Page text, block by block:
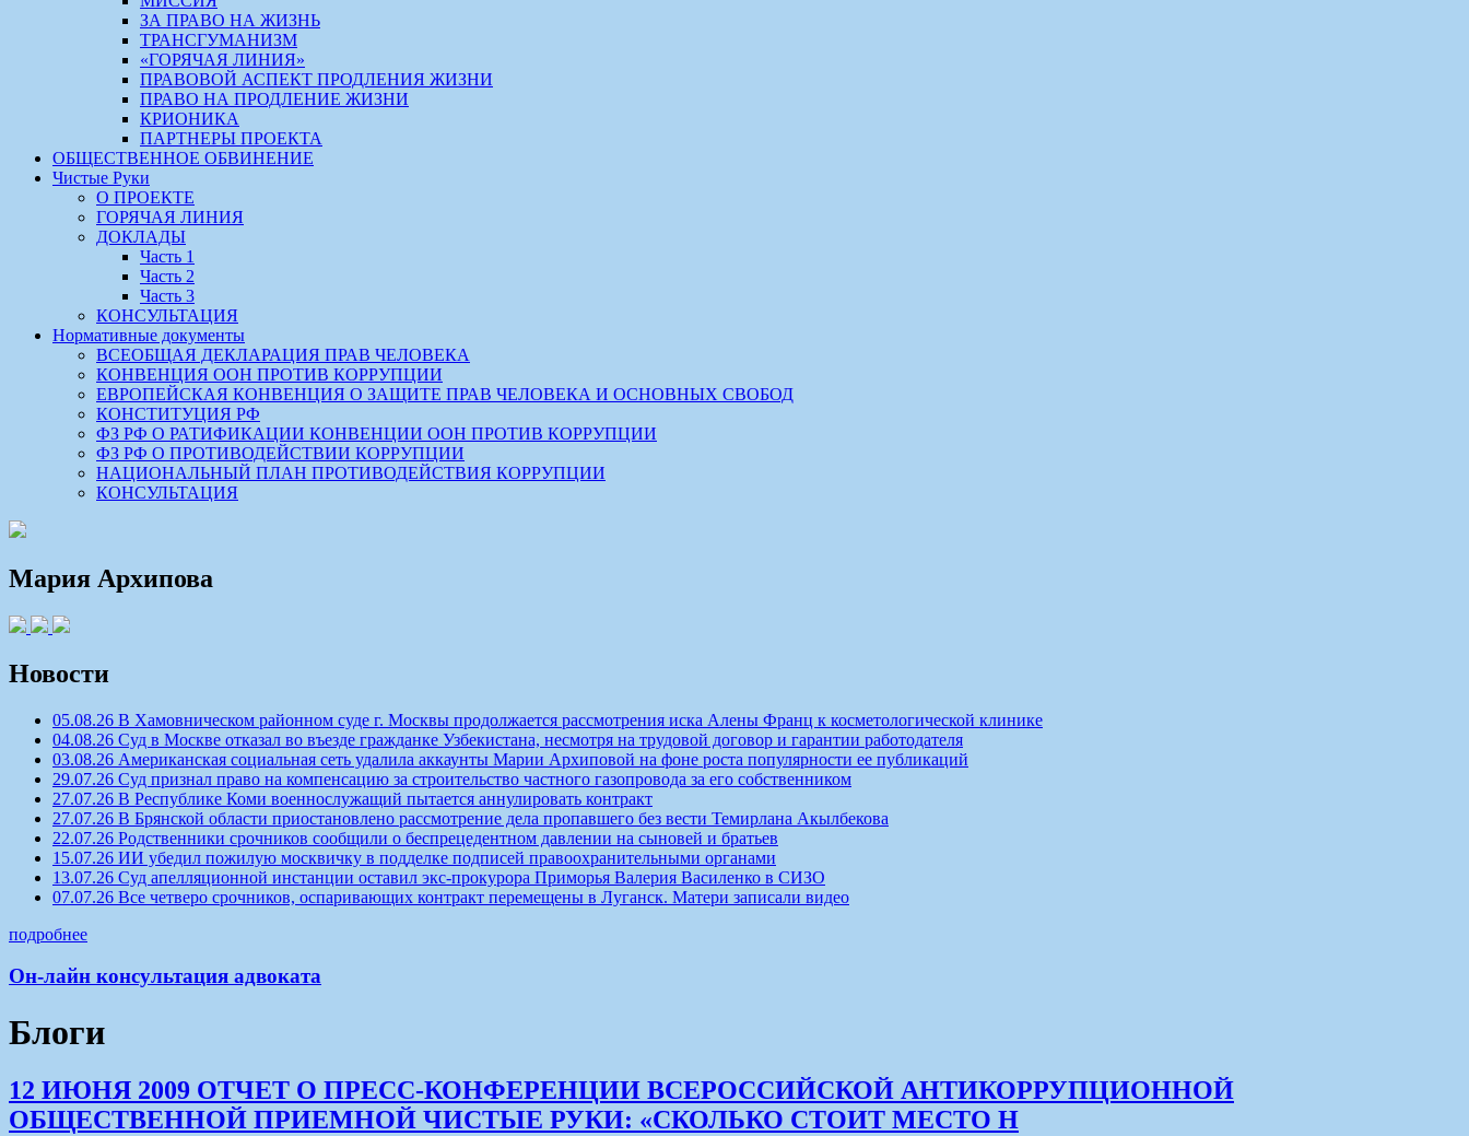
ЗА ПРАВО НА ЖИЗНЬ
ТРАНСГУМАНИЗМ
«ГОРЯЧАЯ ЛИНИЯ»
ПРАВОВОЙ АСПЕКТ ПРОДЛЕНИЯ ЖИЗНИ
ПРАВО НА ПРОДЛЕНИЕ ЖИЗНИ
КРИОНИКА
ПАРТНЕРЫ ПРОЕКТА
ОБЩЕСТВЕННОЕ ОБВИНЕНИЕ
Чистые Руки
О ПРОЕКТЕ
ГОРЯЧАЯ ЛИНИЯ
ДОКЛАДЫ
Часть 1
Часть 2
Часть 3
КОНСУЛЬТАЦИЯ
Нормативные документы
ВСЕОБЩАЯ ДЕКЛАРАЦИЯ ПРАВ ЧЕЛОВЕКА
КОНВЕНЦИЯ ООН ПРОТИВ КОРРУПЦИИ
ЕВРОПЕЙСКАЯ КОНВЕНЦИЯ О ЗАЩИТЕ ПРАВ ЧЕЛОВЕКА И ОСНОВНЫХ СВОБОД
КОНСТИТУЦИЯ РФ
ФЗ РФ О РАТИФИКАЦИИ КОНВЕНЦИИ ООН ПРОТИВ КОРРУПЦИИ
ФЗ РФ О ПРОТИВОДЕЙСТВИИ КОРРУПЦИИ
НАЦИОНАЛЬНЫЙ ПЛАН ПРОТИВОДЕЙСТВИЯ КОРРУПЦИИ
КОНСУЛЬТАЦИЯ
Мария Архипова
Новости
05.08.26 В Хамовническом районном суде г. Москвы продолжается рассмотрения иска Алены Франц к косметологической клинике
04.08.26 Суд в Москве отказал во въезде гражданке Узбекистана, несмотря на трудовой договор и гарантии работодателя
03.08.26 Американская социальная сеть удалила аккаунты Марии Архиповой на фоне роста популярности ее публикаций
29.07.26 Суд признал право на компенсацию за строительство частного газопровода за его собственником
27.07.26 В Республике Коми военнослужащий пытается аннулировать контракт
27.07.26 В Брянской области приостановлено рассмотрение дела пропавшего без вести Темирлана Акылбекова
22.07.26 Родственники срочников сообщили о беспрецедентном давлении на сыновей и братьев
15.07.26 ИИ убедил пожилую москвичку в подделке подписей правоохранительными органами
13.07.26 Суд апелляционной инстанции оставил экс-прокурора Приморья Валерия Василенко в СИЗО
07.07.26 Все четверо срочников, оспаривающих контракт перемещены в Луганск. Матери записали видео
подробнее
Он-лайн консультация адвоката
Блоги
12 ИЮНЯ 2009 ОТЧЕТ О ПРЕСС-КОНФЕРЕНЦИИ ВСЕРОССИЙСКОЙ АНТИКОРРУПЦИОННОЙ
ОБЩЕСТВЕННОЙ ПРИЕМНОЙ ЧИСТЫЕ РУКИ: «СКОЛЬКО СТОИТ МЕСТО Н